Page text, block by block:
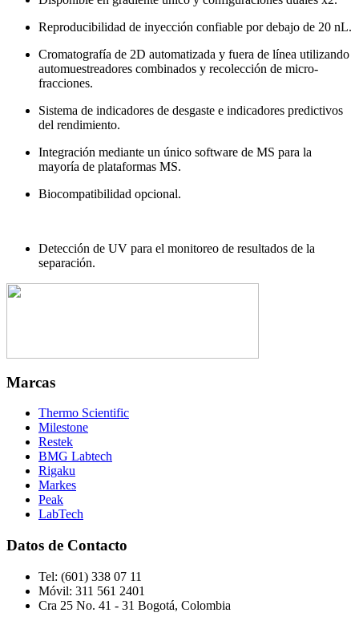
Reproducibilidad de inyección confiable por debajo de 20 nL.
Cromatografía de 2D automatizada y fuera de línea utilizando
automuestreadores combinados y recolección de micro-
fracciones.
Sistema de indicadores de desgaste e indicadores predictivos
del rendimiento.
Integración mediante un único software de MS para la
mayoría de plataformas MS.
Biocompatibilidad opcional.
Detección de UV para el monitoreo de resultados de la
separación.
Marcas
Thermo Scientific
Milestone
Restek
BMG Labtech
Rigaku
Markes
Peak
LabTech
Datos de Contacto
Tel: (601) 338 07 11
Móvil: 311 561 2401
Cra 25 No. 41 - 31 Bogotá, Colombia